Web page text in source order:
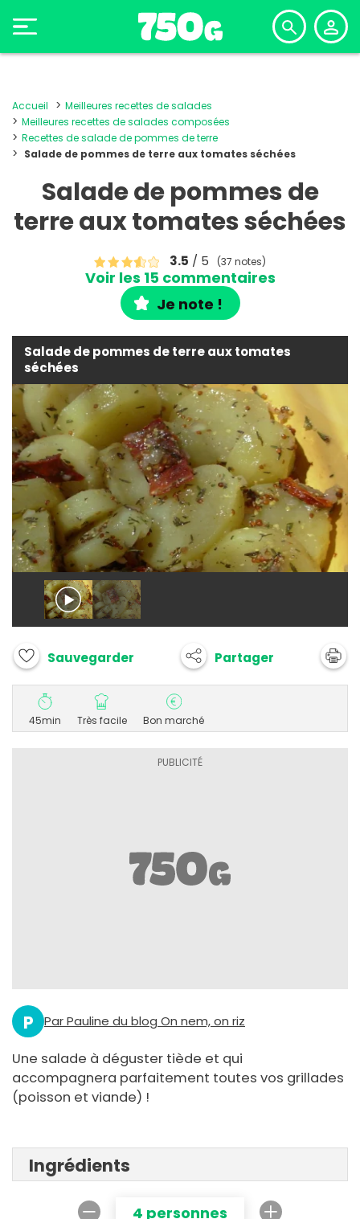
Accueil
Meilleures recettes de salades
Meilleures recettes de salades composées
Recettes de salade de pommes de terre
Salade de pommes de terre aux tomates séchées
Salade de pommes de
terre aux tomates séchées
3.5 / 5 (37 notes)
Voir les 15 commentaires
Je note !
Salade de pommes de terre aux tomates
séchées
Sauvegarder Partager
45min Très facile Bon marché
P Par Pauline du blog On nem, on riz
Une salade à déguster tiède et qui
accompagnera parfaitement toutes vos grillades
(poisson et viande) !
Ingrédients
4 personnes